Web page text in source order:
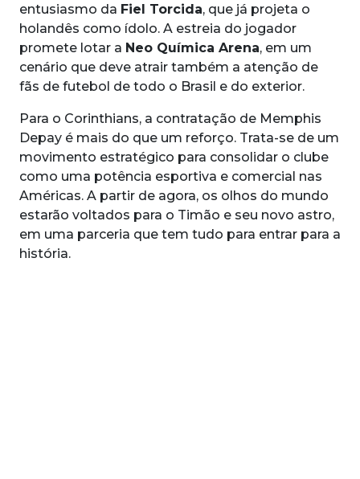
entusiasmo da Fiel Torcida, que já projeta o
holandês como ídolo. A estreia do jogador
promete lotar a Neo Química Arena, em um
cenário que deve atrair também a atenção de
fãs de futebol de todo o Brasil e do exterior.
Para o Corinthians, a contratação de Memphis
Depay é mais do que um reforço. Trata-se de um
movimento estratégico para consolidar o clube
como uma potência esportiva e comercial nas
Américas. A partir de agora, os olhos do mundo
estarão voltados para o Timão e seu novo astro,
em uma parceria que tem tudo para entrar para a
história.